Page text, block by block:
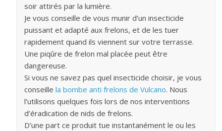
soir attirés par la lumière.
Je vous conseille de vous munir d’un insecticide
puissant et adapté aux frelons, et de les tuer
rapidement quand ils viennent sur votre terrasse.
Une piqûre de frelon mal placée peut être
dangereuse.
Si vous ne savez pas quel insecticide choisir, je vous
conseillela bombe anti frelons de Vulcano. Nous
l’utilisons quelques fois lors de nos interventions
d’éradication de nids de frelons.
D’une part ce produit tue instantanément le ou les